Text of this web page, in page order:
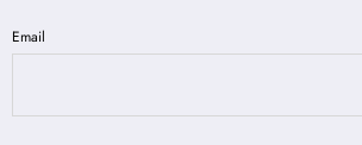
Email